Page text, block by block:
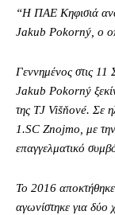
“Η ΠΑΕ Κηφισιά
Jakub Pokorný, ο
Γεννημένος στις 11
Jakub Pokorný
της TJ Višňové. Σε
1.SC Znojmo, με
επαγγελματικό
Το 2016
αγωνίστηκε για δύο